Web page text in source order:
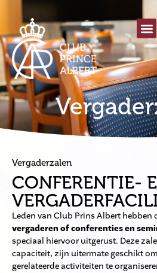
Vergaderzalen
CONFERENTIE-
Leden van Club Prins Albert hebben
vergaderen of conferenties en
speciaal hiervoor uitgerust. Deze
capaciteit, zijn uitermate geschikt
gerelateerde activiteiten te